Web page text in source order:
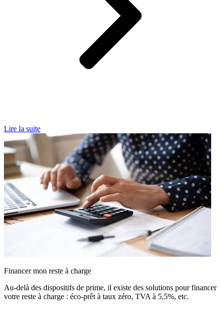
Lire la suite
Financer mon reste à charge
Au-delà des dispositifs de prime, il existe des solutions pour financer
votre reste à charge : éco-prêt à taux zéro, TVA à 5,5%, etc.